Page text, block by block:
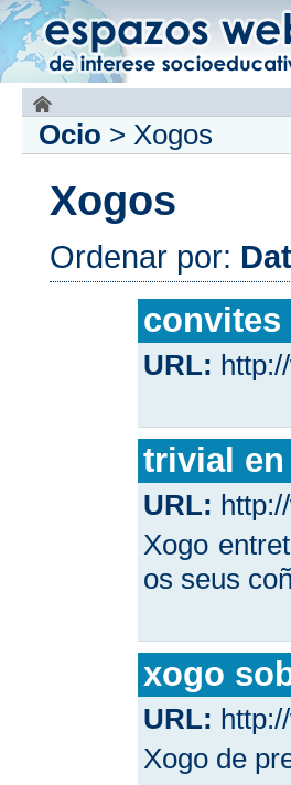
Ocio > Xogos
Xogos
Ordenar por:
convites
URL:
trivial
URL:
Xogo
os seus
xogo
URL:
Xogo de